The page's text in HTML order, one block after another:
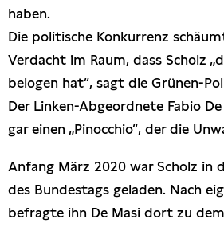
haben.
Die politische Konkurrenz
Verdacht im Raum, dass Scholz
belogen hat“, sagt die Grünen-
Der Linken-Abgeordnete Fabio
gar einen „Pinocchio“, der die
Anfang März 2020 war Scholz in
des Bundestags geladen. Nach
befragte ihn De Masi dort zu